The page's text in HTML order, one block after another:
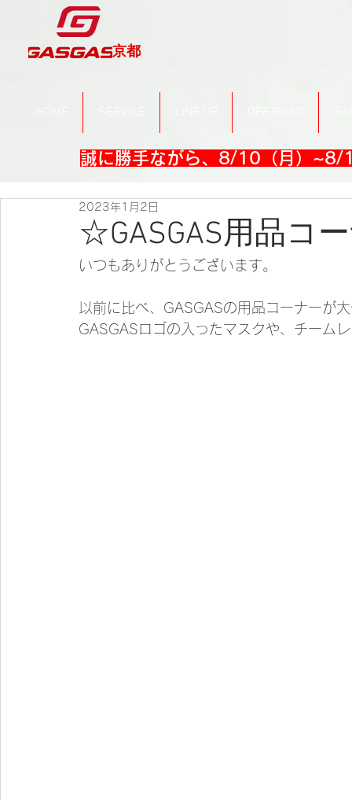
京都
誠に勝手ながら、8/10（月）~8/
☆GASGAS用品コ
2023年1月2日
いつもありがとうございます。
以前に比べ、GASGASの用品コーナーが
GASGASロゴの入ったマスクや、チーム